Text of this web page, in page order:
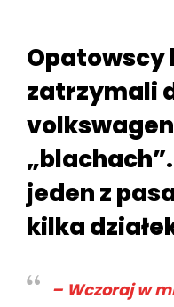
zatrzymali
„blachach”.
jeden z
kilka
– Wczoraj w